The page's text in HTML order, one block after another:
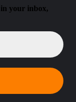
in your inbox,